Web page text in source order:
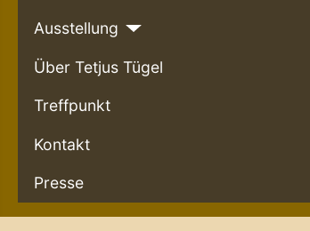
Ausstellung
Über Tetjus Tügel
Treffpunkt
Kontakt
Presse